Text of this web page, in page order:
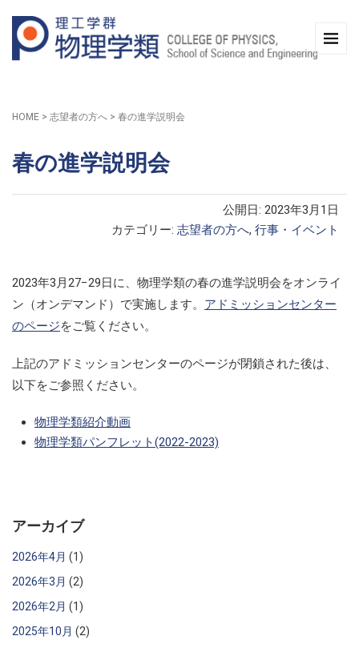
HOME > 志望者の方へ > 春の進学説明会
春の進学説明会
公開日: 2023年3月1日
カテゴリー: 志望者の方へ, 行事・イベント
2023年3月27−29日に、物理学類の春の進学説明会をオンライ
ン（オンデマンド）で実施します。 アドミッションセンター
のページをご覧ください。
上記のアドミッションセンターのページが閉鎖された後は、
以下をご参照ください。
物理学類紹介動画
物理学類パンフレット(2022-2023)
アーカイブ
2026年4月 (1)
2026年3月 (2)
2026年2月 (1)
2025年10月 (2)